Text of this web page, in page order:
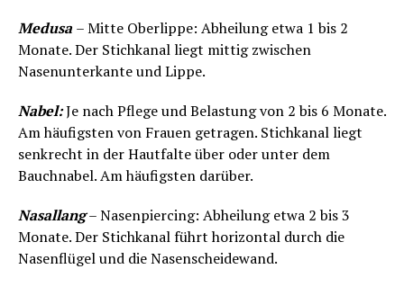
Medusa – Mitte Oberlippe: Abheilung etwa 1 bis 2
Monate. Der Stichkanal liegt mittig zwischen
Nasenunterkante und Lippe.
Nabel:Je nach Pflege und Belastung von 2 bis 6 Monate.
Am häufigsten von Frauen getragen. Stichkanal liegt
senkrecht in der Hautfalte über oder unter dem
Bauchnabel. Am häufigsten darüber.
Nasallang– Nasenpiercing: Abheilung etwa 2 bis 3
Monate. Der Stichkanal führt horizontal durch die
Nasenflügel und die Nasenscheidewand.